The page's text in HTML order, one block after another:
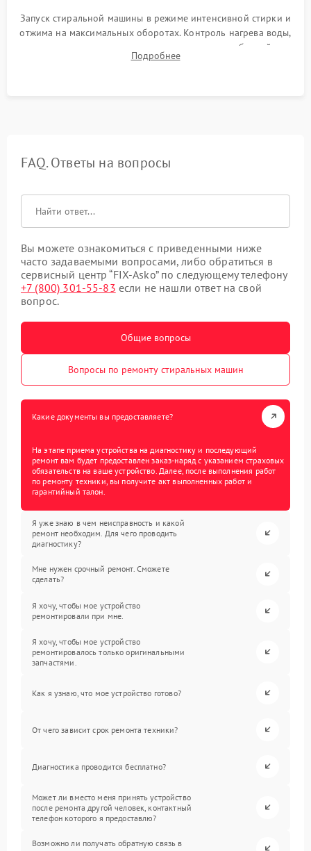
Запуск стиральной машины в режиме интенсивной стирки и
отжима на максимальных оборотах. Контроль нагрева воды,
корректности слива, отсутствия излишних вибраций,
посторонних стуков и протечек под корпусом.
Подробнее
FAQ. Ответы на вопросы
Вы можете ознакомиться с приведенными ниже
часто задаваемыми вопросами, либо обратиться в
сервисный центр “FIX-Asko” по следующему телефону
+7 (800) 301-55-83 если не нашли ответ на свой
вопрос.
Общие вопросы
Вопросы по ремонту стиральных машин
Какие документы вы предоставляете?
На этапе приема устройства на диагностику и последующий
ремонт вам будет предоставлен заказ-наряд с указанием страховых
обязательств на ваше устройство. Далее, после выполнения работ
по ремонту техники, вы получите акт выполненных работ и
гарантийный талон.
Я уже знаю в чем неисправность и какой
ремонт необходим. Для чего проводить
диагностику?
Мне нужен срочный ремонт. Сможете
сделать?
Я хочу, чтобы мое устройство
ремонтировали при мне.
Я хочу, чтобы мое устройство
ремонтировалось только оригинальными
запчастями.
Как я узнаю, что мое устройство готово?
От чего зависит срок ремонта техники?
Диагностика проводится бесплатно?
Может ли вместо меня принять устройство
после ремонта другой человек, контактный
телефон которого я предоставлю?
Возможно ли получать обратную связь в